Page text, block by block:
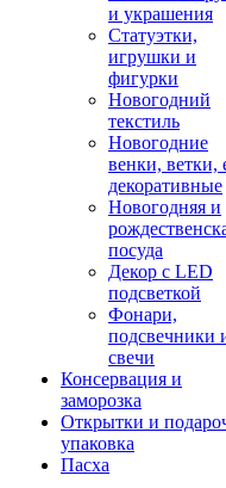
и украшения
Статуэтки,
игрушки и
фигурки
Новогодний
текстиль
Новогодние
венки, ветки,
декоративные
Новогодняя и
посуда
Декор с LED
подсветкой
Фонари,
подсвечники
свечи
Консервация и
заморозка
Открытки и
упаковка
Пасха